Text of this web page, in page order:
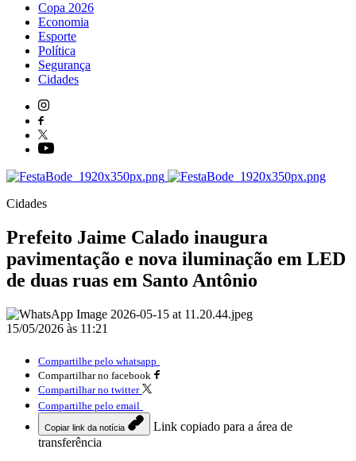
Copa 2026
Economia
Esporte
Política
Segurança
Cidades
Cidades
Prefeito Jaime Calado inaugura
pavimentação e nova iluminação em LED
de duas ruas em Santo Antônio
15/05/2026 às 11:21
Compartilhe pelo whatsapp
Compartilhar no facebook
Compartilhar no twitter
Compartilhe pelo email
Copiar link da notícia
Link copiado para a área de
transferência